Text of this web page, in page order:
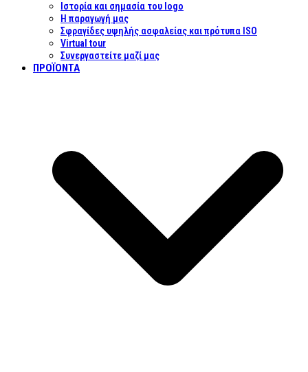
Ιστορία και σημασία του logo
Η παραγωγή μας
Σφραγίδες υψηλής ασφαλείας και πρότυπα ISO
Virtual tour
Συνεργαστείτε μαζί μας
ΠΡΟΪΌΝΤΑ